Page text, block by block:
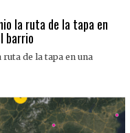
la ruta de la tapa en
barrio
ruta de la tapa en una